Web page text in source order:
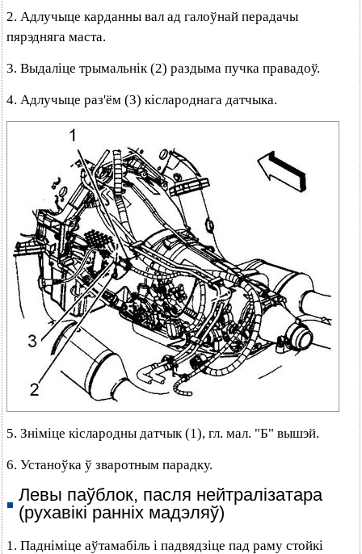
2. Адлучыце карданны вал ад галоўнай перадачы
пярэдняга маста.
3. Выдаліце трымальнік (2) раздыма пучка правадоў.
4. Адлучыце раз'ём (3) кіслароднага датчыка.
5. Зніміце кіслародны датчык (1), гл. мал. "Б" вышэй.
6. Устаноўка ў зваротным парадку.
Левы паўблок, пасля нейтралізатара
(рухавікі ранніх мадэляў)
1. Падніміце аўтамабіль і падвядзіце пад раму стойкі